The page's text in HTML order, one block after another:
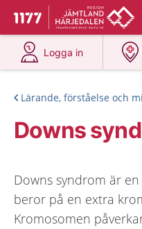
Till startsidan för 1177
Du har valt region
Logga in
på 1177.se
Lärande, förståelse och
Downs
Downs syndrom är
beror på en extra
Kromosomen